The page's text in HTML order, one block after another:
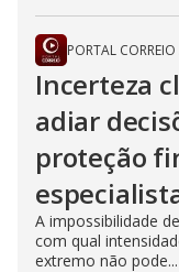
PORTAL CORREIO
Incerteza
adiar
proteção
A impossibilidade
com qual
extremo não pode...